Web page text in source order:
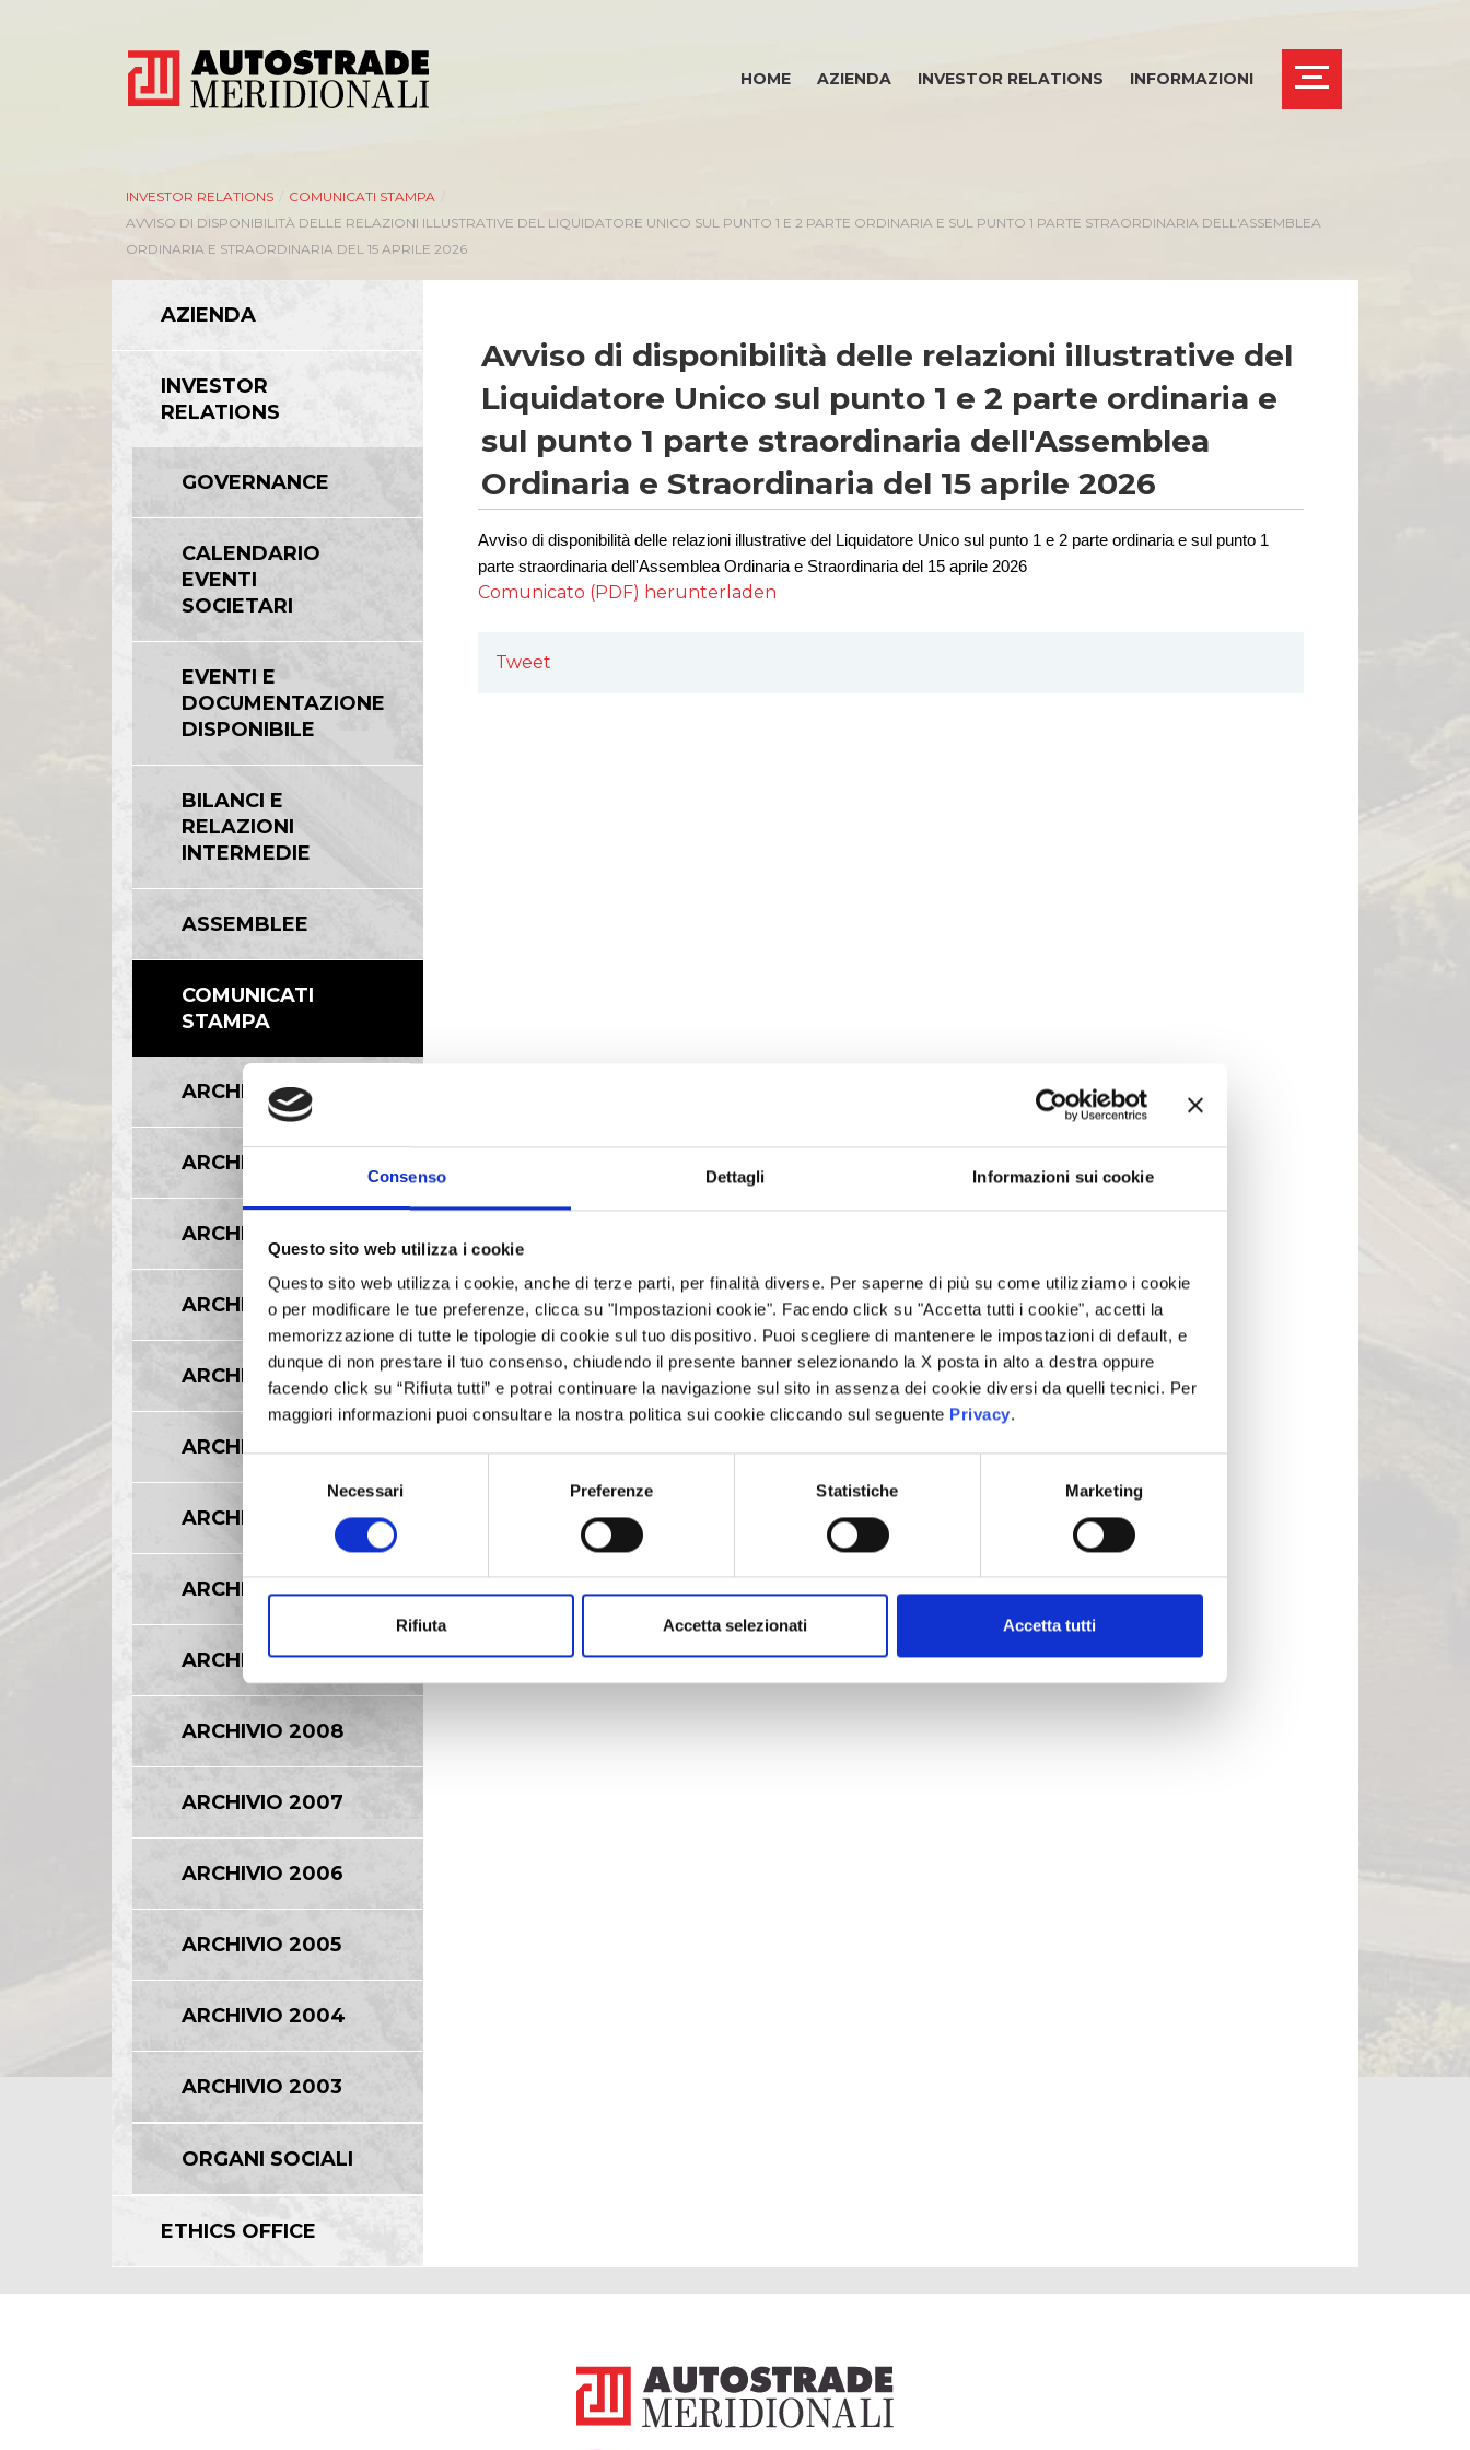
Consenso Dettagli Informazioni sui cookie
Questo sito web utilizza i cookie
Questo sito web utilizza i cookie, anche di terze parti, per finalità diverse. Per saperne di più su come utilizziamo i cookie
o per modificare le tue preferenze, clicca su "Impostazioni cookie". Facendo click su "Accetta tutti i cookie", accetti la
memorizzazione di tutte le tipologie di cookie sul tuo dispositivo. Puoi scegliere di mantenere le impostazioni di default, e
dunque di non prestare il tuo consenso, chiudendo il presente banner selezionando la X posta in alto a destra oppure
facendo click su “Rifiuta tutti” e potrai continuare la navigazione sul sito in assenza dei cookie diversi da quelli tecnici. Per
maggiori informazioni puoi consultare la nostra politica sui cookie cliccando sul seguente Privacy.
Necessari Preferenze Statistiche Marketing
Rifiuta Accetta selezionati Accetta tutti
HOME AZIENDA INVESTOR RELATIONS INFORMAZIONI
INVESTOR RELATIONS COMUNICATI STAMPA
AVVISO DI DISPONIBILITÀ DELLE RELAZIONI ILLUSTRATIVE DEL LIQUIDATORE UNICO SUL PUNTO 1 E 2 PARTE ORDINARIA E SUL PUNTO 1 PARTE STRAORDINARIA DELL'ASSEMBLEA
ORDINARIA E STRAORDINARIA DEL 15 APRILE 2026
Avviso di disponibilità delle relazioni illustrative del
Liquidatore Unico sul punto 1 e 2 parte ordinaria e
sul punto 1 parte straordinaria dell'Assemblea
Ordinaria e Straordinaria del 15 aprile 2026
Avviso di disponibilità delle relazioni illustrative del Liquidatore Unico sul punto 1 e 2 parte ordinaria e sul punto 1
parte straordinaria dell'Assemblea Ordinaria e Straordinaria del 15 aprile 2026
Comunicato (PDF) herunterladen
Tweet
AZIENDA
INVESTOR
RELATIONS
GOVERNANCE
CALENDARIO
EVENTI
SOCIETARI
EVENTI E
DOCUMENTAZIONE
DISPONIBILE
BILANCI E
RELAZIONI
INTERMEDIE
ASSEMBLEE
COMUNICATI
STAMPA
ARCHIVIO 2017
ARCHIVIO 2016
ARCHIVIO 2015
ARCHIVIO 2014
ARCHIVIO 2013
ARCHIVIO 2012
ARCHIVIO 2011
ARCHIVIO 2010
ARCHIVIO 2009
ARCHIVIO 2008
ARCHIVIO 2007
ARCHIVIO 2006
ARCHIVIO 2005
ARCHIVIO 2004
ARCHIVIO 2003
ORGANI SOCIALI
ETHICS OFFICE